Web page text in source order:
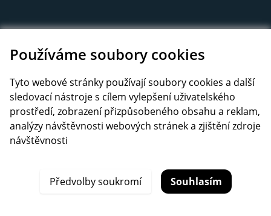
© 2026 systémy na míru. All Rights Reserved.
Používáme soubory cookies
Tyto webové stránky používají soubory cookies a další
sledovací nástroje s cílem vylepšení uživatelského
prostředí, zobrazení přizpůsobeného obsahu a reklam,
analýzy návštěvnosti webových stránek a zjištění zdroje
návštěvnosti
Předvolby soukromí Souhlasím